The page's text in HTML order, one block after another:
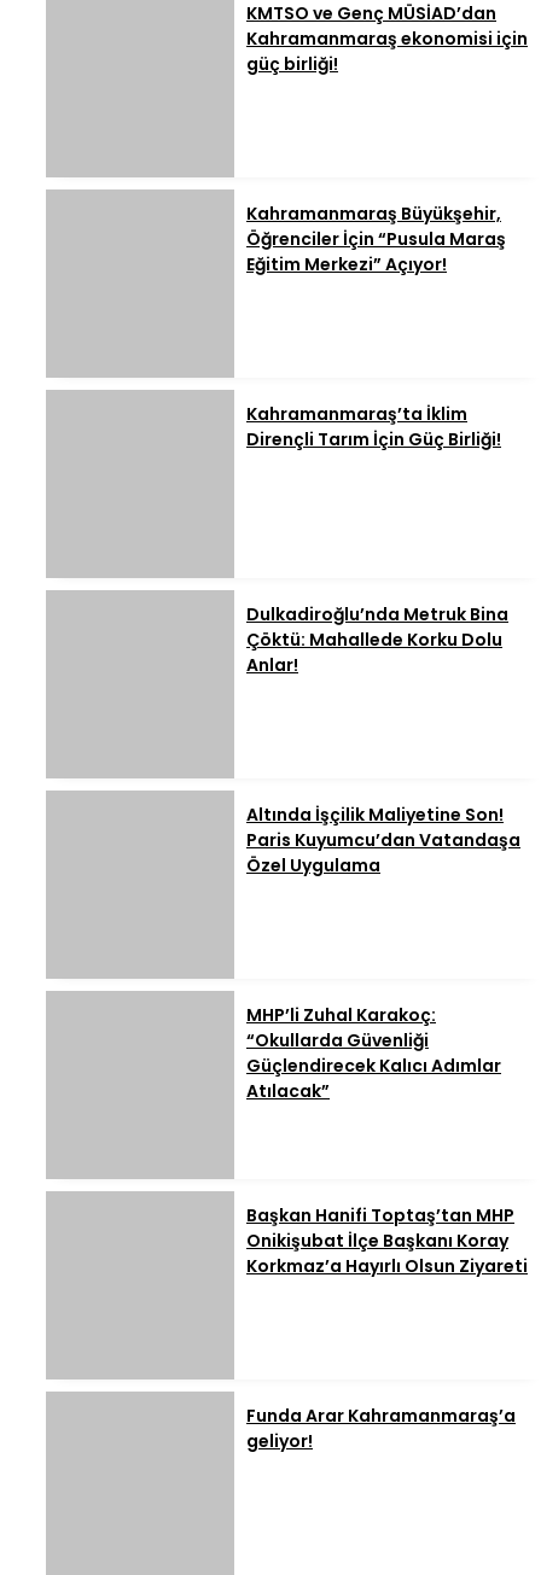
KMTSO ve Genç MÜSİAD’dan
Kahramanmaraş ekonomisi için
güç birliği!
Kahramanmaraş Büyükşehir,
Öğrenciler İçin “Pusula Maraş
Eğitim Merkezi” Açıyor!
Kahramanmaraş’ta İklim
Dirençli Tarım İçin Güç Birliği!
Dulkadiroğlu’nda Metruk Bina
Çöktü: Mahallede Korku Dolu
Anlar!
Altında İşçilik Maliyetine Son!
Paris Kuyumcu’dan Vatandaşa
Özel Uygulama
MHP’li Zuhal Karakoç:
“Okullarda Güvenliği
Güçlendirecek Kalıcı Adımlar
Atılacak”
Başkan Hanifi Toptaş’tan MHP
Onikişubat İlçe Başkanı Koray
Korkmaz’a Hayırlı Olsun Ziyareti
Funda Arar Kahramanmaraş’a
geliyor!